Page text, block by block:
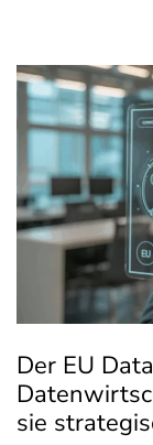
Der EU
sie